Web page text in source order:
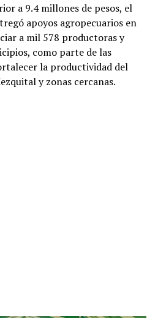
a 9.4 millones de pesos, el
apoyos agropecuarios en
a mil 578 productoras y
como parte de las
la productividad del
y zonas cercanas.